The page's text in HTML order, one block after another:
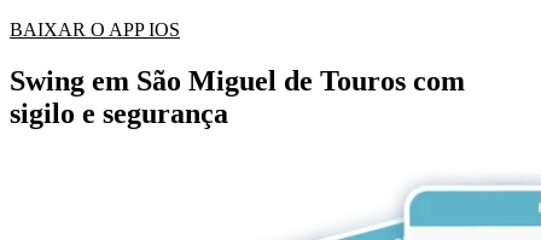
BAIXAR O APP IOS
Swing em São Miguel de Touros com
sigilo e segurança